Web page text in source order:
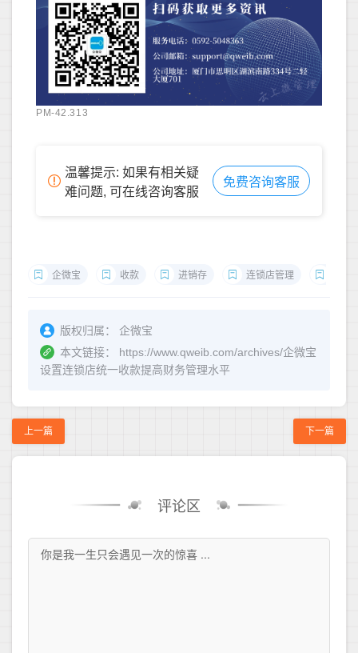
PM-42.313
温馨提示: 如果有相关疑
难问题, 可在线咨询客服
免费咨询客服
企微宝 收款 进销存 连锁店管理
版权归属：
企微宝
本文链接：
https://www.qweib.com/archives/企微宝
设置连锁店统一收款提高财务管理水平
上一篇 下一篇
评论区